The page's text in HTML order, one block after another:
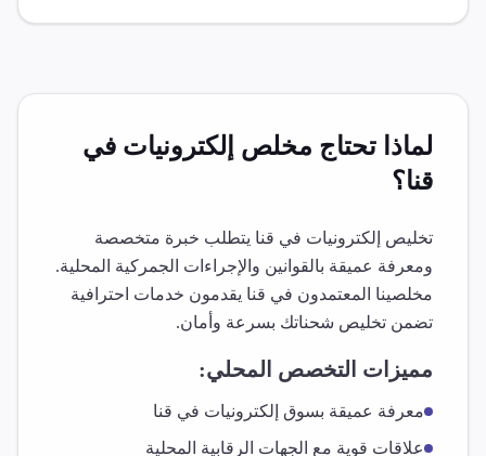
لماذا تحتاج مخلص إلكترونيات في
قنا؟
تخليص إلكترونيات في قنا يتطلب خبرة متخصصة
ومعرفة عميقة بالقوانين والإجراءات الجمركية المحلية.
مخلصينا المعتمدون في قنا يقدمون خدمات احترافية
تضمن تخليص شحناتك بسرعة وأمان.
مميزات التخصص المحلي:
معرفة عميقة بسوق إلكترونيات في قنا
علاقات قوية مع الجهات الرقابية المحلية